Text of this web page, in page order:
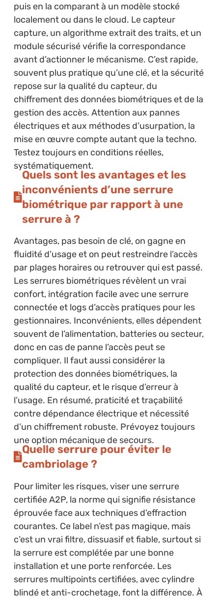
puis en la comparant à un modèle stocké
localement ou dans le cloud. Le capteur
capture, un algorithme extrait des traits, et un
module sécurisé vérifie la correspondance
avant d’actionner le mécanisme. C’est rapide,
souvent plus pratique qu’une clé, et la sécurité
repose sur la qualité du capteur, du
chiffrement des données biométriques et de la
gestion des accès. Attention aux pannes
électriques et aux méthodes d’usurpation, la
mise en œuvre compte autant que la techno.
Testez toujours en conditions réelles,
systématiquement.
Quels sont les avantages et les
inconvénients d’une serrure
biométrique par rapport à une
serrure à ?
Avantages, pas besoin de clé, on gagne en
fluidité d’usage et on peut restreindre l’accès
par plages horaires ou retrouver qui est passé.
Les serrures biométriques révèlent un vrai
confort, intégration facile avec une serrure
connectée et logs d’accès pratiques pour les
gestionnaires. Inconvénients, elles dépendent
souvent de l’alimentation, batteries ou secteur,
donc en cas de panne l’accès peut se
compliquer. Il faut aussi considérer la
protection des données biométriques, la
qualité du capteur, et le risque d’erreur à
l’usage. En résumé, praticité et traçabilité
contre dépendance électrique et nécessité
d’un chiffrement robuste. Prévoyez toujours
une option mécanique de secours.
Quelle serrure pour éviter le
cambriolage ?
Pour limiter les risques, viser une serrure
certifiée A2P, la norme qui signifie résistance
éprouvée face aux techniques d’effraction
courantes. Ce label n’est pas magique, mais
c’est un vrai filtre, dissuasif et fiable, surtout si
la serrure est complétée par une bonne
installation et une porte renforcée. Les
serrures multipoints certifiées, avec cylindre
blindé et anti-crochetage, font la différence. À